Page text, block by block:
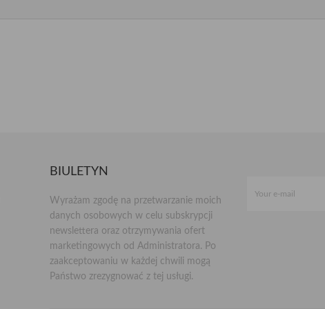
BIULETYN
Wyrażam zgodę na przetwarzanie moich
danych osobowych w celu subskrypcji
newslettera oraz otrzymywania ofert
marketingowych od Administratora. Po
zaakceptowaniu w każdej chwili mogą
Państwo zrezygnować z tej usługi.